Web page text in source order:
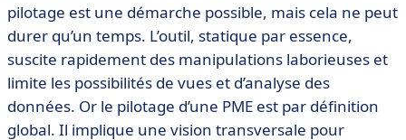
pilotage est une démarche possible, mais cela ne peut
durer qu’un temps. L’outil, statique par essence,
suscite rapidement des manipulations laborieuses et
limite les possibilités de vues et d’analyse des
données. Or le pilotage d’une PME est par définition
global. Il implique une vision transversale pour